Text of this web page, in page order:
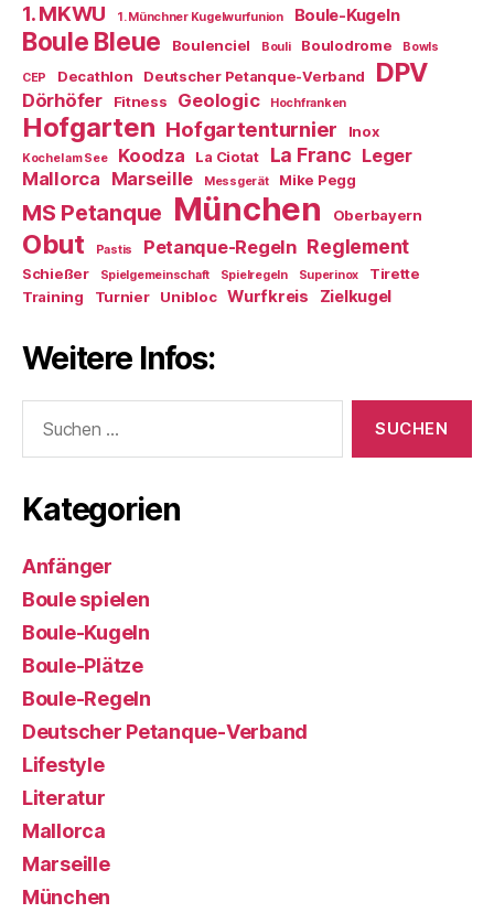
1. MKWU 1. Münchner Kugelwurfunion Boule-Kugeln
Boule Bleue Boulenciel Bouli Boulodrome Bowls
CEP Decathlon Deutscher Petanque-Verband DPV
Dörhöfer Fitness Geologic Hochfranken
Hofgarten Hofgartenturnier Inox
Kochel am See Koodza La Ciotat La Franc Leger
Mallorca Marseille Messgerät Mike Pegg
MS Petanque München Oberbayern
Obut Pastis Petanque-Regeln Reglement
Schießer Spielgemeinschaft Spielregeln Superinox
Tirette
Training
Turnier Unibloc Wurfkreis Zielkugel
Weitere Infos:
nach:
Kategorien
Anfänger
Boule spielen
Boule-Kugeln
Boule-Plätze
Boule-Regeln
Deutscher Petanque-Verband
Lifestyle
Literatur
Mallorca
Marseille
München